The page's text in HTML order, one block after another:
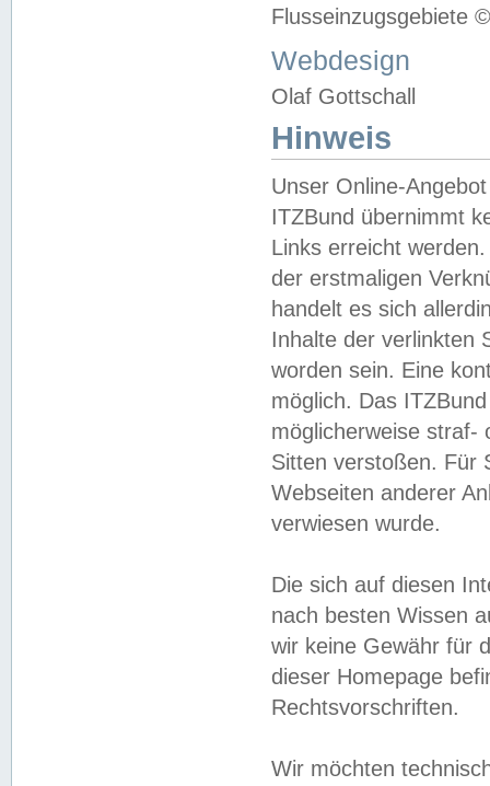
Flusseinzugsgebiete
Webdesign
Olaf Gottschall
Hinweis
Unser Online-
ITZBund übernimmt
Links erreicht
der erstmaligen
handelt es sich
Inhalte der verlinkten
worden sein. Eine
möglich. Das
möglicherweise straf-
Sitten verstoßen. Für
Webseiten anderer
verwiesen wurde.
Die sich auf diesen
nach besten Wissen
wir keine Gewähr für
dieser Homepage
Rechtsvorschriften.
Wir möchten